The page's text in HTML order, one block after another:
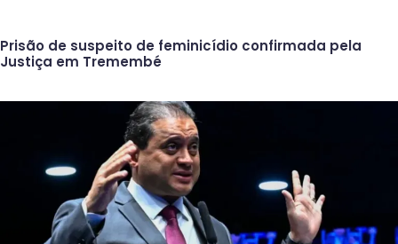
Prisão de suspeito de feminicídio confirmada pela
Justiça em Tremembé